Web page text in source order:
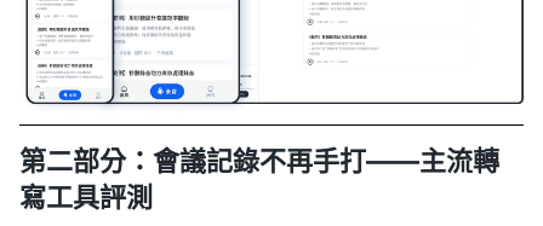
第二部分：會議記錄不再手打——主流轉
寫工具評測